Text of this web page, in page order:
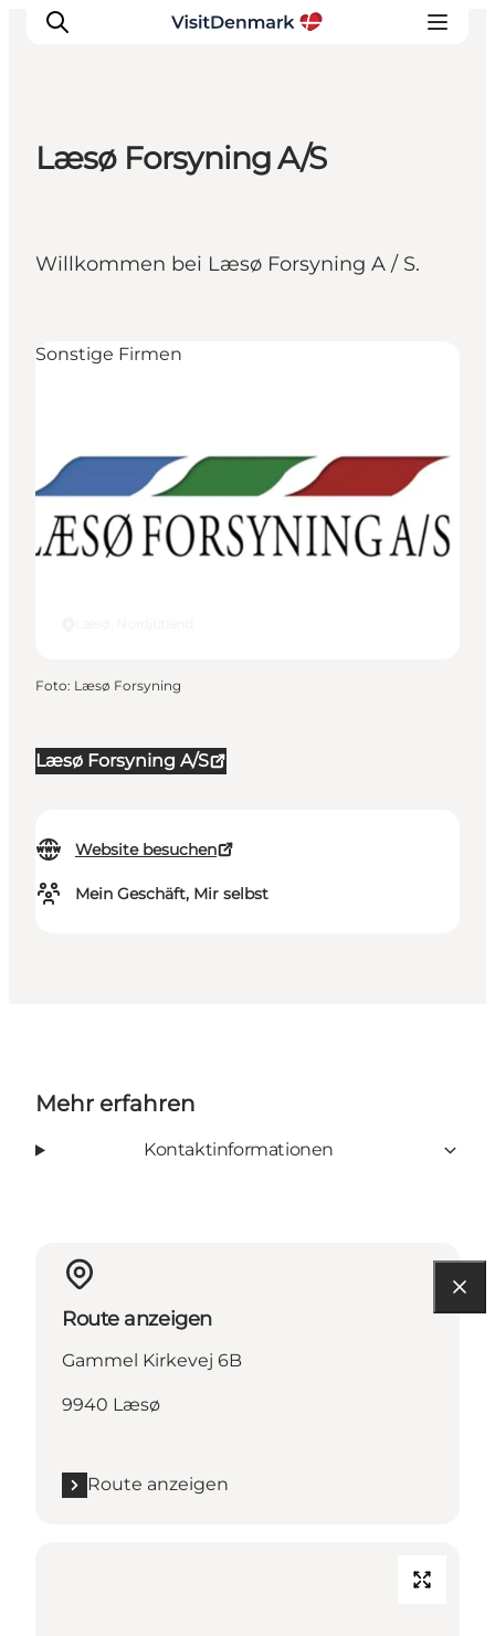
Erlebnisse
Læsø Forsyning A/S
Willkommen bei Læsø Forsyning A / S.
Læsø Forsyning A/S
Website besuchen
Mein Geschäft, Mir selbst
Sonstige Firmen
Foto: Læsø Forsyning
Mehr erfahren
Kontaktinformationen
Route anzeigen
Gammel Kirkevej 6B
9940 Læsø
Route anzeigen